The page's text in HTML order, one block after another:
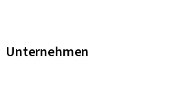
Unternehmen